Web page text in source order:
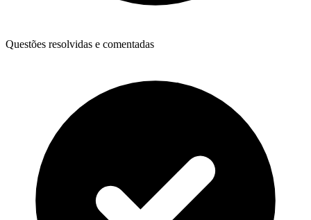
Questões resolvidas e comentadas